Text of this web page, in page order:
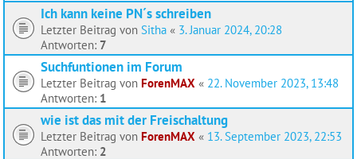
Ich kann keine PN´s schreiben
Letzter Beitrag von Sitha « 3. Januar 2024, 20:28
Antworten: 7
Suchfuntionen im Forum
Letzter Beitrag von ForenMAX « 22. November 2023, 13:48
Antworten: 1
wie ist das mit der Freischaltung
Letzter Beitrag von ForenMAX « 13. September 2023, 22:53
Antworten: 2